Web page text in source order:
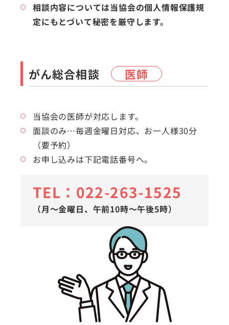
相談内容については当協会の個人情報保護規
定にもとづいて秘密を厳守します。
がん総合相談 医師
当協会の医師が対応します。
面談のみ…毎週金曜日対応、お一人様30分
（要予約）
お申し込みは下記電話番号へ。
TEL：022-263-1525
（月〜金曜日、午前10時〜午後5時）